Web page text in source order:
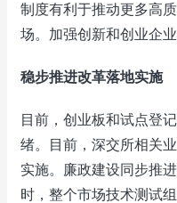
制度有利于推动更多高
场。加强创新和创业企业
稳步推进改革落地实施
目前，创业板和试点登
绪。目前，深交所相关
实施。廉政建设同步推
时，整个市场技术测试